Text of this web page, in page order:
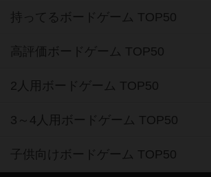
持ってるボードゲーム TOP50
高評価ボードゲーム TOP50
2人用ボードゲーム TOP50
3～4人用ボードゲーム TOP50
子供向けボードゲーム TOP50